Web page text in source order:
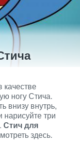
качестве
ногу Стича.
внизу внутрь,
нарисуйте три
Стич для
здесь.